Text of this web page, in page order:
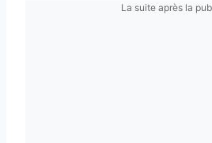
La suite après la